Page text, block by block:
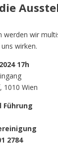
werden wir
wirken.
17h
1010 Wien
2784